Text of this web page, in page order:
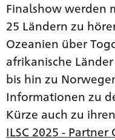
Finalshow werden
25 Ländern zu
Ozeanien über
afrikanische
bis hin zu
Informationen zu
Kürze auch zu
ILSC 2025 -